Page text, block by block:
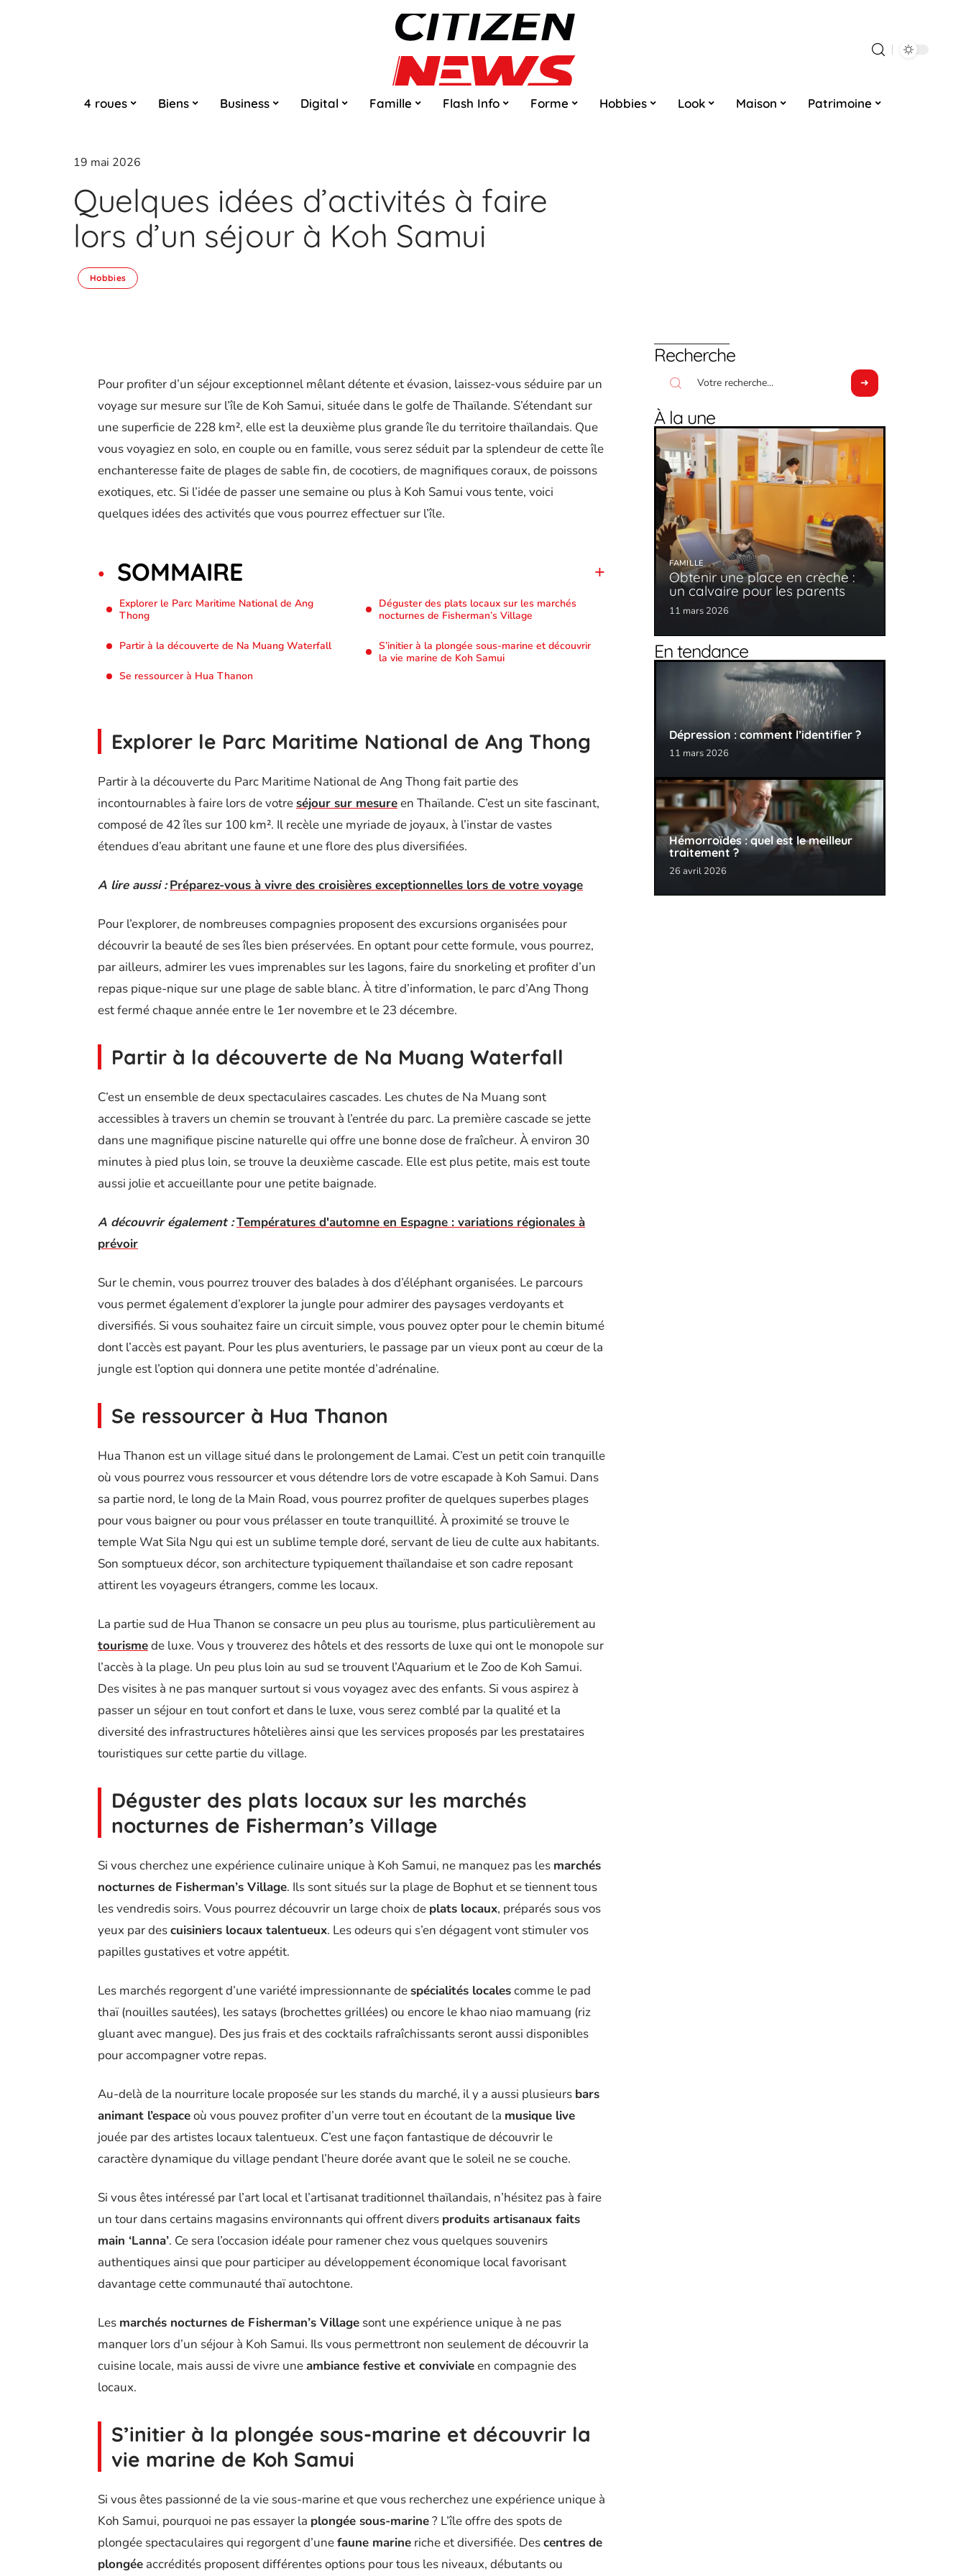
4 roues Biens Business Digital Famille Flash Info Forme Hobbies Look Maison Patrimoine
19 mai 2026
Quelques idées d’activités à faire
lors d’un séjour à Koh Samui
Hobbies
Pour profiter d’un séjour exceptionnel mêlant détente et évasion, laissez-vous séduire par un
voyage sur mesure sur l’île de Koh Samui, située dans le golfe de Thaïlande. S’étendant sur
une superficie de 228 km², elle est la deuxième plus grande île du territoire thaïlandais. Que
vous voyagiez en solo, en couple ou en famille, vous serez séduit par la splendeur de cette île
enchanteresse faite de plages de sable fin, de cocotiers, de magnifiques coraux, de poissons
exotiques, etc. Si l’idée de passer une semaine ou plus à Koh Samui vous tente, voici
quelques idées des activités que vous pourrez effectuer sur l’île.
SOMMAIRE
Explorer le Parc Maritime National de Ang
Thong
Partir à la découverte de Na Muang Waterfall
Se ressourcer à Hua Thanon
Déguster des plats locaux sur les marchés
nocturnes de Fisherman’s Village
S’initier à la plongée sous-marine et découvrir
la vie marine de Koh Samui
Explorer le Parc Maritime National de Ang Thong
Partir à la découverte du Parc Maritime National de Ang Thong fait partie des
incontournables à faire lors de votreséjour sur mesureen Thaïlande. C’est un site fascinant,
composé de 42 îles sur 100 km². Il recèle une myriade de joyaux, à l’instar de vastes
étendues d’eau abritant une faune et une flore des plus diversifiées.
A lire aussi : Préparez-vous à vivre des croisières exceptionnelles lors de votre voyage
Pour l’explorer, de nombreuses compagnies proposent des excursions organisées pour
découvrir la beauté de ses îles bien préservées. En optant pour cette formule, vous pourrez,
par ailleurs, admirer les vues imprenables sur les lagons, faire du snorkeling et profiter d’un
repas pique-nique sur une plage de sable blanc. À titre d’information, le parc d’Ang Thong
est fermé chaque année entre le 1er novembre et le 23 décembre.
Partir à la découverte de Na Muang Waterfall
C’est un ensemble de deux spectaculaires cascades. Les chutes de Na Muang sont
accessibles à travers un chemin se trouvant à l’entrée du parc. La première cascade se jette
dans une magnifique piscine naturelle qui offre une bonne dose de fraîcheur. À environ 30
minutes à pied plus loin, se trouve la deuxième cascade. Elle est plus petite, mais est toute
aussi jolie et accueillante pour une petite baignade.
A découvrir également :Températures d'automne en Espagne : variations régionales à
prévoir
Sur le chemin, vous pourrez trouver des balades à dos d’éléphant organisées. Le parcours
vous permet également d’explorer la jungle pour admirer des paysages verdoyants et
diversifiés. Si vous souhaitez faire un circuit simple, vous pouvez opter pour le chemin bitumé
dont l’accès est payant. Pour les plus aventuriers, le passage par un vieux pont au cœur de la
jungle est l’option qui donnera une petite montée d’adrénaline.
Se ressourcer à Hua Thanon
Hua Thanon est un village situé dans le prolongement de Lamai. C’est un petit coin tranquille
où vous pourrez vous ressourcer et vous détendre lors de votre escapade à Koh Samui. Dans
sa partie nord, le long de la Main Road, vous pourrez profiter de quelques superbes plages
pour vous baigner ou pour vous prélasser en toute tranquillité. À proximité se trouve le
temple Wat Sila Ngu qui est un sublime temple doré, servant de lieu de culte aux habitants.
Son somptueux décor, son architecture typiquement thaïlandaise et son cadre reposant
attirent les voyageurs étrangers, comme les locaux.
La partie sud de Hua Thanon se consacre un peu plus au tourisme, plus particulièrement au
tourismede luxe. Vous y trouverez des hôtels et des ressorts de luxe qui ont le monopole sur
l’accès à la plage. Un peu plus loin au sud se trouvent l’Aquarium et le Zoo de Koh Samui.
Des visites à ne pas manquer surtout si vous voyagez avec des enfants. Si vous aspirez à
passer un séjour en tout confort et dans le luxe, vous serez comblé par la qualité et la
diversité des infrastructures hôtelières ainsi que les services proposés par les prestataires
touristiques sur cette partie du village.
Déguster des plats locaux sur les marchés
nocturnes de Fisherman’s Village
Si vous cherchez une expérience culinaire unique à Koh Samui, ne manquez pas les marchés
nocturnes de Fisherman’s Village. Ils sont situés sur la plage de Bophut et se tiennent tous
les vendredis soirs. Vous pourrez découvrir un large choix de plats locaux, préparés sous vos
yeux par descuisiniers locaux talentueux. Les odeurs qui s’en dégagent vont stimuler vos
papilles gustatives et votre appétit.
Les marchés regorgent d’une variété impressionnante despécialités localescomme le pad
thaï (nouilles sautées), les satays (brochettes grillées) ou encore le khao niao mamuang (riz
gluant avec mangue). Des jus frais et des cocktails rafraîchissants seront aussi disponibles
pour accompagner votre repas.
Au-delà de la nourriture locale proposée sur les stands du marché, il y a aussi plusieurs bars
animant l’espaceoù vous pouvez profiter d’un verre tout en écoutant de la musique live
jouée par des artistes locaux talentueux. C’est une façon fantastique de découvrir le
caractère dynamique du village pendant l’heure dorée avant que le soleil ne se couche.
Si vous êtes intéressé par l’art local et l’artisanat traditionnel thaïlandais, n’hésitez pas à faire
un tour dans certains magasins environnants qui offrent divers produits artisanaux faits
main ‘Lanna’. Ce sera l’occasion idéale pour ramener chez vous quelques souvenirs
authentiques ainsi que pour participer au développement économique local favorisant
davantage cette communauté thaï autochtone.
Les marchés nocturnes de Fisherman’s Village sont une expérience unique à ne pas
manquer lors d’un séjour à Koh Samui. Ils vous permettront non seulement de découvrir la
cuisine locale, mais aussi de vivre uneambiance festive et convivialeen compagnie des
locaux.
S’initier à la plongée sous-marine et découvrir la
vie marine de Koh Samui
Si vous êtes passionné de la vie sous-marine et que vous recherchez une expérience unique à
Koh Samui, pourquoi ne pas essayer la plongée sous-marine? L’île offre des spots de
plongée spectaculaires qui regorgent d’unefaune marine riche et diversifiée. Descentres de
plongée accrédités proposent différentes options pour tous les niveaux, débutants ou
Recherche
À la une
FAMILLE
Obtenir une place en crèche :
un calvaire pour les parents
11 mars 2026
En tendance
Dépression : comment l’identifier ?
11 mars 2026
Hémorroïdes : quel est le meilleur
traitement ?
26 avril 2026